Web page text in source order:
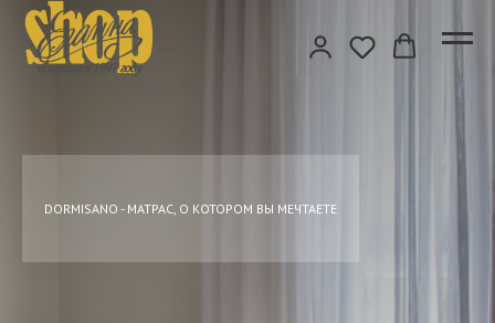
DORMISANO - МАТРАС, О КОТОРОМ ВЫ МЕЧТАЕТЕ